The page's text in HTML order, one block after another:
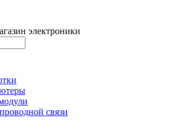
электроники
связи